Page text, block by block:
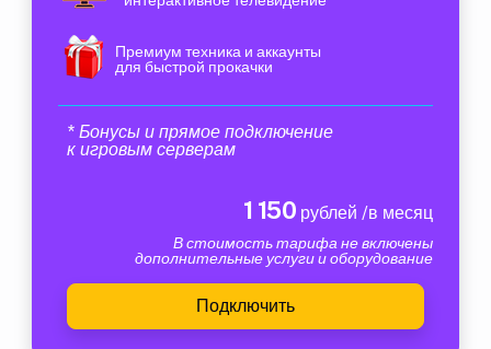
Премиум техника и аккаунты
для быстрой прокачки
* Бонусы и прямое подключение
к игровым серверам
1 150 рублей /в месяц
В стоимость тарифа не включены
дополнительные услуги и оборудование
Подключить